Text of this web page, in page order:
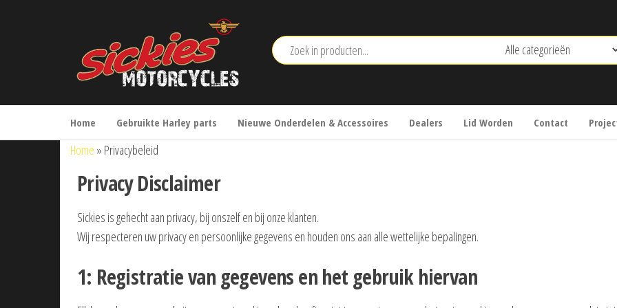
sickies.nl
Home Gebruikte Harley parts Nieuwe Onderdelen & Accessoires Dealers Lid Worden Contact
Home » Privacybeleid
Privacy Disclaimer
Sickies is gehecht aan privacy, bij onszelf en bij onze klanten.
Wij respecteren uw privacy en persoonlijke gegevens en houden ons aan alle wettelijke bepalingen.
1: Registratie van gegevens en het gebruik hiervan